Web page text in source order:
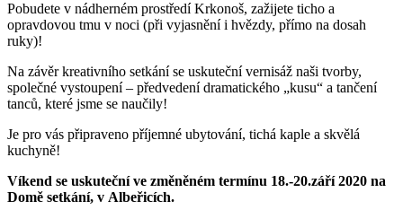
Pobudete v nádherném prostředí Krkonoš, zažijete ticho a
opravdovou tmu v noci (při vyjasnění i hvězdy, přímo na dosah
ruky)!
Na závěr kreativního setkání se uskuteční vernisáž naši tvorby,
společné vystoupení – předvedení dramatického „kusu“ a tančení
tanců, které jsme se naučily!
Je pro vás připraveno příjemné ubytování, tichá kaple a skvělá
kuchyně!
Víkend se uskuteční ve změněném termínu 18.-20.září 2020 na
Domě setkání, v Albeřicích.